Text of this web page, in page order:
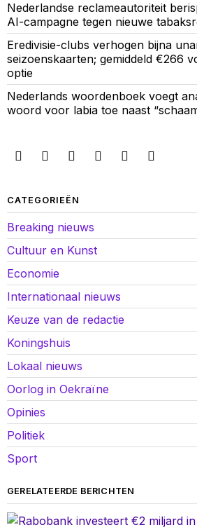
Nederlandse reclameautoriteit
AI-campagne tegen nieuwe
Eredivisie-clubs verhogen bijna
seizoenskaarten; gemiddeld €266
optie
Nederlands woordenboek voegt
woord voor labia toe naast
CATEGORIEËN
Breaking nieuws
Cultuur en Kunst
Economie
Internationaal nieuws
Keuze van de redactie
Koningshuis
Lokaal nieuws
Oorlog in Oekraïne
Opinies
Politiek
Sport
GERELATEERDE BERICHTEN